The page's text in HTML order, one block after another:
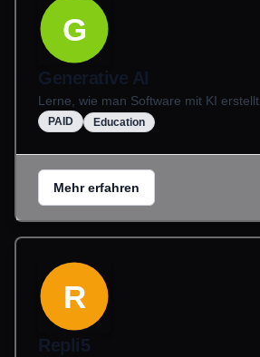
G
Generative AI
Lerne, wie man Software mit KI erstellt.
PAID Education
Mehr erfahren
R
Repli5